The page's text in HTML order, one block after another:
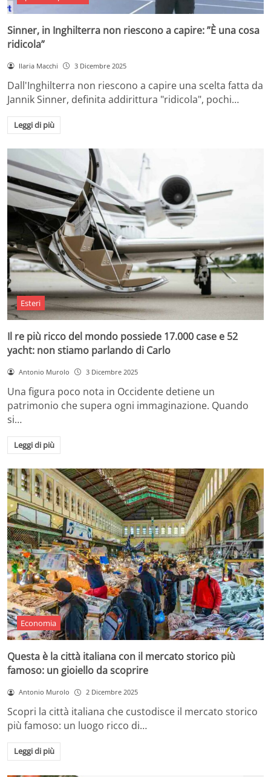
Sinner, in Inghilterra non riescono a capire: ”È una cosa
ridicola”
Ilaria Macchi 3 Dicembre 2025
Dall'Inghilterra non riescono a capire una scelta fatta da
Jannik Sinner, definita addirittura "ridicola", pochi…
Leggi di più
Esteri
Il re più ricco del mondo possiede 17.000 case e 52
yacht: non stiamo parlando di Carlo
Antonio Murolo 3 Dicembre 2025
Una figura poco nota in Occidente detiene un
patrimonio che supera ogni immaginazione. Quando
si…
Leggi di più
Economia
Questa è la città italiana con il mercato storico più
famoso: un gioiello da scoprire
Antonio Murolo 2 Dicembre 2025
Scopri la città italiana che custodisce il mercato storico
più famoso: un luogo ricco di…
Leggi di più